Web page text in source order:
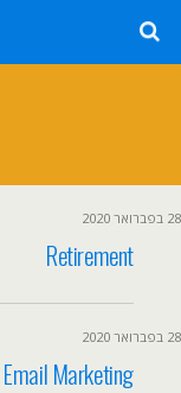
28 בפברואר 2020
Retirement
28 בפברואר 2020
Email Marketing